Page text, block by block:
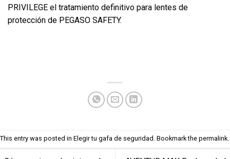
PRIVILEGE el tratamiento definitivo para lentes de
protección de PEGASO SAFETY.
This entry was posted in Elegir tu gafa de seguridad . Bookmark the permalink.